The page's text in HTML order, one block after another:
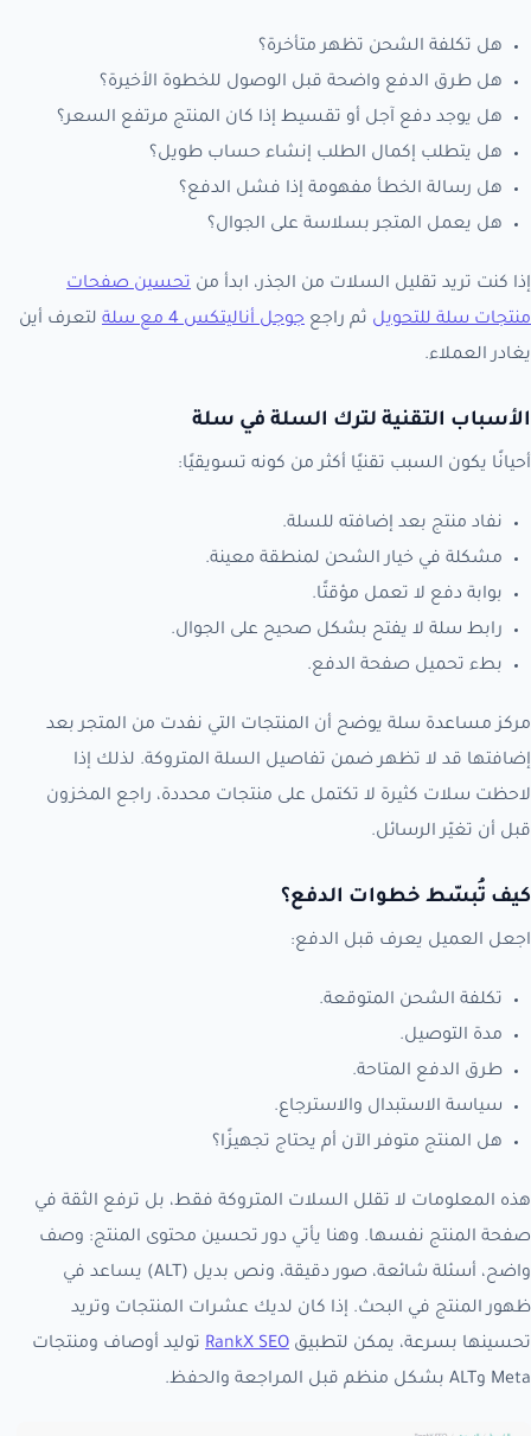
هل تكلفة الشحن تظهر متأخرة؟
هل طرق الدفع واضحة قبل الوصول للخطوة الأخيرة؟
هل يوجد دفع آجل أو تقسيط إذا كان المنتج مرتفع السعر؟
هل يتطلب إكمال الطلب إنشاء حساب طويل؟
هل رسالة الخطأ مفهومة إذا فشل الدفع؟
هل يعمل المتجر بسلاسة على الجوال؟
إذا كنت تريد تقليل السلات من الجذر، ابدأ من تحسين صفحات
منتجات سلة للتحويل ثم راجع جوجل أناليتكس 4 مع سلة
لتعرف أين
يغادر العملاء.
الأسباب التقنية لترك السلة في سلة
أحيانًا يكون السبب تقنيًا أكثر من كونه تسويقيًا:
نفاد منتج بعد إضافته للسلة.
مشكلة في خيار الشحن لمنطقة معينة.
بوابة دفع لا تعمل مؤقتًا.
رابط سلة لا يفتح بشكل صحيح على الجوال.
بطء تحميل صفحة الدفع.
مركز مساعدة سلة يوضح أن المنتجات التي نفدت من المتجر بعد
إضافتها قد لا تظهر ضمن تفاصيل السلة المتروكة. لذلك إذا
لاحظت سلات كثيرة لا تكتمل على منتجات محددة، راجع المخزون
قبل أن تغيّر الرسائل.
كيف تُبسّط خطوات الدفع؟
اجعل العميل يعرف قبل الدفع:
تكلفة الشحن المتوقعة.
مدة التوصيل.
طرق الدفع المتاحة.
سياسة الاستبدال والاسترجاع.
هل المنتج متوفر الآن أم يحتاج تجهيزًا؟
هذه المعلومات لا تقلل السلات المتروكة فقط، بل ترفع الثقة في
صفحة المنتج نفسها. وهنا يأتي دور تحسين محتوى المنتج: وصف
واضح، أسئلة شائعة، صور دقيقة، ونص بديل (ALT) يساعد في
ظهور المنتج في البحث. إذا كان لديك عشرات المنتجات وتريد
تحسينها بسرعة، يمكن لتطبيق RankX SEO توليد أوصاف ومنتجات
Meta وALT بشكل منظم قبل المراجعة والحفظ.